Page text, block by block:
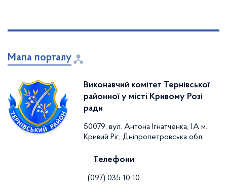
Мапа порталу
Виконавчий комітет Тернівської
районної у місті Кривому Розі
ради
50079, вул. Антона Ігнатченка, 1А м.
Кривий Ріг, Дніпропетровська обл.
Телефони
(097) 035-10-10